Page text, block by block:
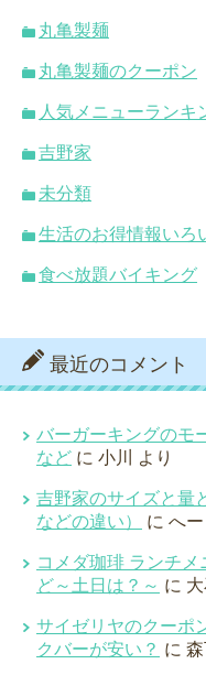
丸亀製麺
丸亀製麺のクーポン
人気メニューランキ
吉野家
未分類
生活のお得情報いろ
食べ放題バイキング
最近のコメント
バーガーキングのモ
など に 小川 より
吉野家のサイズと量
などの違い）
に へー
コメダ珈琲 ランチ
ど～土日は？～ に
サイゼリヤのクーポ
クバーが安い？ に